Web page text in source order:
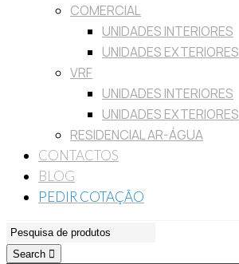
COMERCIAL
UNIDADES INTERIORES
UNIDADES EXTERIORES
VRF
UNIDADES INTERIORES
UNIDADES EXTERIORES
RESIDENCIAL AR-ÁGUA
CONTACTOS
BLOG
PEDIR COTAÇÃO
Search